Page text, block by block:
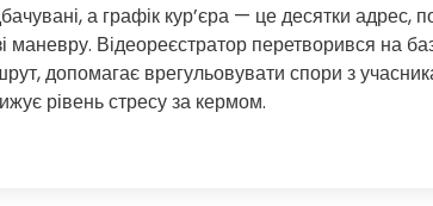
а графік кур’єра — це десятки адрес,
маневру. Відеореєстратор перетворився на
допомагає врегульовувати спори з
рівень стресу за кермом.